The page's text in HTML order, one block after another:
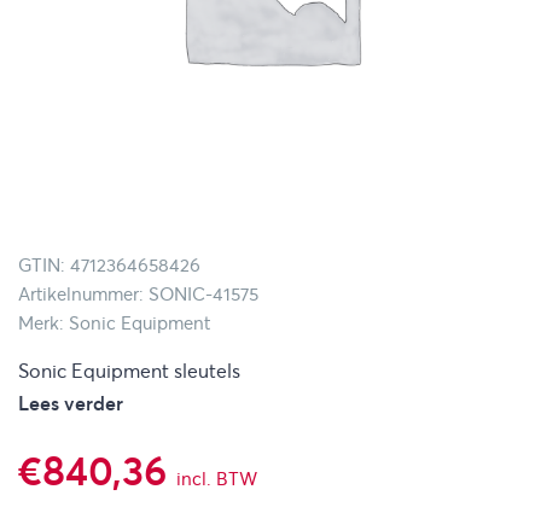
GTIN: 4712364658426
Artikelnummer: SONIC-41575
Merk: Sonic Equipment
Sonic Equipment sleutels
Lees verder
€840,36 incl. BTW